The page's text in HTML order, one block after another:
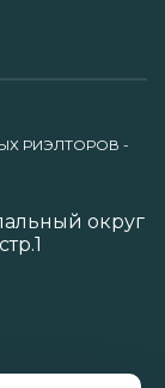
РИЭЛТОРОВ -
округ